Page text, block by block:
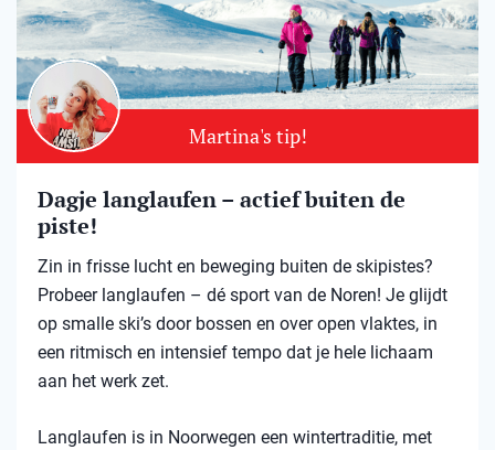
Martina's tip!
Dagje langlaufen – actief buiten de
piste!
Zin in frisse lucht en beweging buiten de skipistes?
Probeer langlaufen – dé sport van de Noren! Je glijdt
op smalle ski’s door bossen en over open vlaktes, in
een ritmisch en intensief tempo dat je hele lichaam
aan het werk zet.
Langlaufen is in Noorwegen een wintertraditie, met